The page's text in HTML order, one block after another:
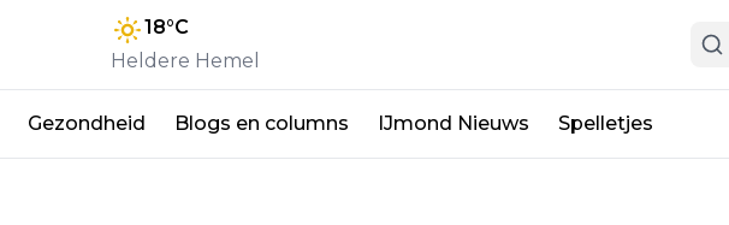
18°C
Heldere Hemel
Gezondheid Blogs en columns IJmond Nieuws Spelletjes